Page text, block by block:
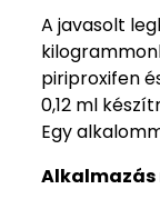
A javasolt
piriproxifen
0,12 ml
Egy
Alkalmazás